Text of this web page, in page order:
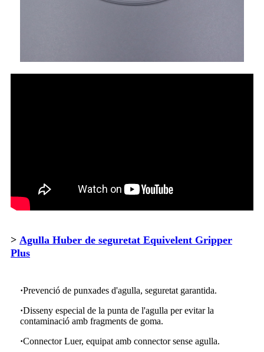
> Agulla Huber de seguretat Equivelent Gripper
Plus
·Prevenció de punxades d'agulla, seguretat garantida.
·Disseny especial de la punta de l'agulla per evitar la
contaminació amb fragments de goma.
·Connector Luer, equipat amb connector sense agulla.